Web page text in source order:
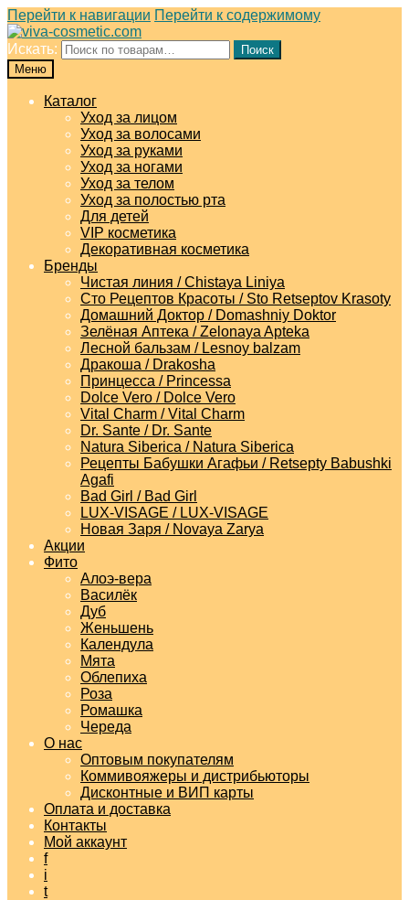
Перейти к навигации Перейти к содержимому
Искать:
Поиск
Меню
Каталог
Уход за лицом
Уход за волосами
Уход за руками
Уход за ногами
Уход за телом
Уход за полостью рта
Для детей
VIP косметика
Декоративная косметика
Бренды
Чистая линия / Chistaya Liniya
Сто Рецептов Красоты / Sto Retseptov Krasoty
Домашний Доктор / Domashniy Doktor
Зелёная Аптека / Zelonaya Apteka
Лесной бальзам / Lesnoy balzam
Дракоша / Drakosha
Принцесса / Princessa
Dolce Vero / Dolce Vero
Vital Charm / Vital Charm
Dr. Sante / Dr. Sante
Natura Siberica / Natura Siberica
Рецепты Бабушки Агафьи / Retsepty Babushki
Agafi
Bad Girl / Bad Girl
LUX-VISAGE / LUX-VISAGE
Новая Заря / Novaya Zarya
Акции
Фито
Алоэ-вера
Василёк
Дуб
Женьшень
Календула
Мята
Облепиха
Роза
Ромашка
Череда
О нас
Оптовым покупателям
Коммивояжеры и дистрибьюторы
Дисконтные и ВИП карты
Оплата и доставка
Контакты
Мой аккаунт
f
i
t